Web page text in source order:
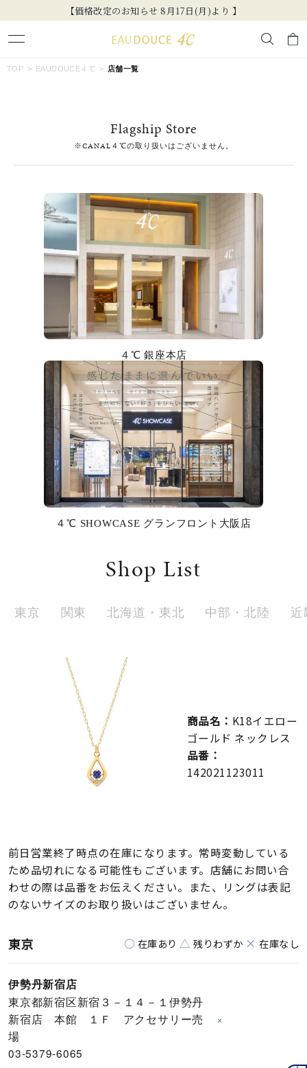
【価格改定のお知らせ 8月17日(月)より 】
#ダイヤモンド ネックレス
EAU DOUCE４℃
カテゴリー すべてのジュエリー
ファッションテイスト
着用シーン
すべて表示
TOP EAUDOUCE４℃ 店舗一覧
Flagship Store
※CANAL４℃の取り扱いはございません。
４℃ 銀座本店
４℃ SHOWCASE グランフロント大阪店
Shop List
東京 関東 北海道・東北 中部・北陸 近
商品名： K18イエロー
ゴールド ネックレス
品番：
142021123011
前日営業終了時点の在庫になります。常時変動している
ため品切れになる可能性もございます。店舗にお問い合
わせの際は品番をお伝えください。また、リングは表記
のないサイズのお取り扱いはございません。
○ 在庫あり △ 残りわずか × 在庫なし
東京
伊勢丹新宿店
東京都新宿区新宿３－１４－１伊勢丹
新宿店 本館 １Ｆ アクセサリー売
場
03-5379-6065
×